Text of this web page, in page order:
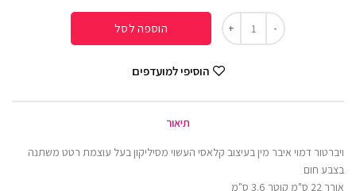
הוספה לסל
הוסיפי למועדפים
תיאור
ויברטור דמוי איבר מין בעיצוב קלאסי העשוי מסיליקון בעל עוצמת רטט משתנה
בצבע חום
אורך 22 ס"מ קוטר 3.6 ס"מ